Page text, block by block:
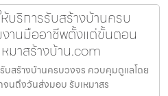
บริการรับสร้างบ้านครบ
านมืออาชีพตั้งแต่ขั้นตอน
มาสร้างบ้าน.com
บสร้างบ้านครบวงจร ควบคุมดูแลโดย
นถึงวันส่งมอบ รับเหมาสร